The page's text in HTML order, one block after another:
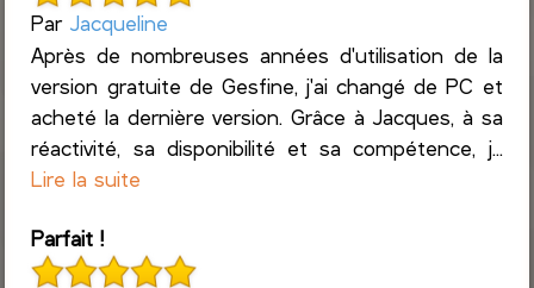
Par Jacqueline
Après de nombreuses années d'utilisation de la
version gratuite de Gesfine, j'ai changé de PC et
acheté la dernière version. Grâce à Jacques, à sa
réactivité, sa disponibilité et sa compétence, j...
Lire la suite
Parfait !